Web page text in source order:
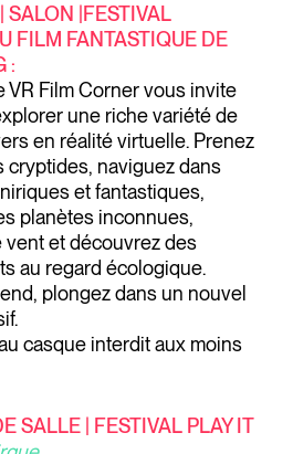
| SALON |FESTIVAL
FILM FANTASTIQUE DE
:
VR Film Corner vous invite
une riche variété de
en réalité virtuelle. Prenez
cryptides, naviguez dans
et fantastiques,
planètes inconnues,
vent et découvrez des
au regard écologique.
plongez dans un nouvel
casque interdit aux moins
SALLE | FESTIVAL PLAY IT